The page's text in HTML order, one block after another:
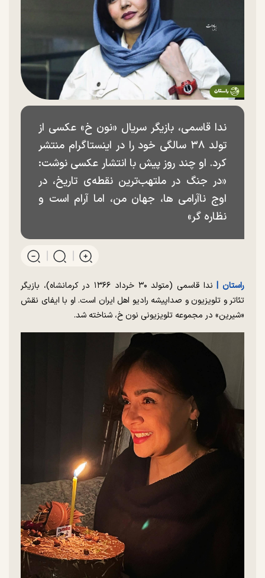
ندا قاسمی، بازیگر سریال «نون خ» عکسی از
تولد ۳۸ سالگی خود را در اینستاگرام منتشر
کرد. او چند روز پیش با انتشار عکسی نوشت:
«در جنگ در ملتهب‌ترین نقطه‌ی تاریخ، در
اوج ناآرامی ها، جهان من، اما آرام است و
نظاره گر»
راستان |
ندا قاسمی (متولد ۳۰ خرداد ۱۳۶۶ در کرمانشاه)، بازیگر
تئاتر و تلویزیون و صداپیشه رادیو اهل ایران است. او با ایفای نقش
«شیرین» در مجموعه تلویزیونی نون خ، شناخته شد.